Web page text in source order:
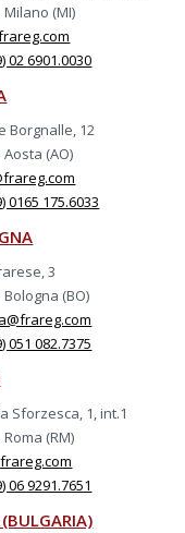
Milano (MI)
02 6901.0030
Borgnalle, 12
Aosta (AO)
0165 175.6033
3
Bologna (BO)
051 082.7375
Sforzesca, 1, int.1
Roma (RM)
06 9291.7651